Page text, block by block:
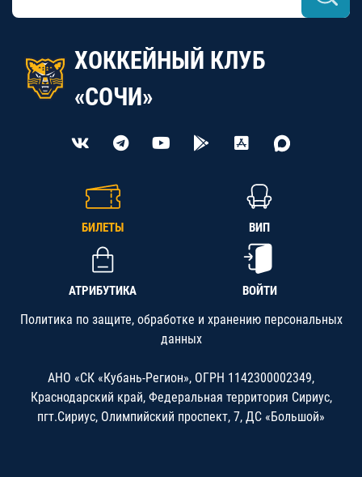
ХОККЕЙНЫЙ КЛУБ
«СОЧИ»
БИЛЕТЫ ВИП
АТРИБУТИКА ВОЙТИ
Политика по защите, обработке и хранению персональных
данных
АНО «СК «Кубань-Регион», ОГРН 1142300002349,
Краснодарский край, Федеральная территория Сириус,
пгт.Сириус, Олимпийский проспект, 7, ДС «Большой»